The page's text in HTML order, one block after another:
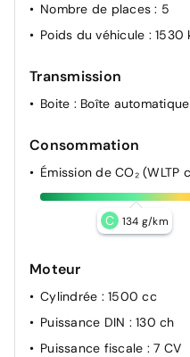
Nombre de places: 5
Poids du véhicule : 1530
Transmission
Boite : Boîte automatique
Consommation
Émission de CO₂ (WLTP
C 134 g/km
Moteur
Cylindrée : 1500 cc
Puissance DIN : 130 ch
Puissance fiscale : 7 CV